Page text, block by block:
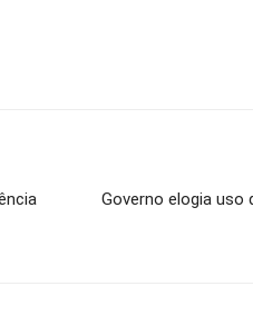
Governo elogia